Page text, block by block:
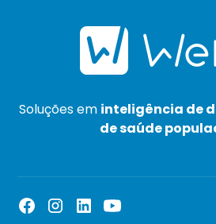
Soluções em inteligência de
de saúde